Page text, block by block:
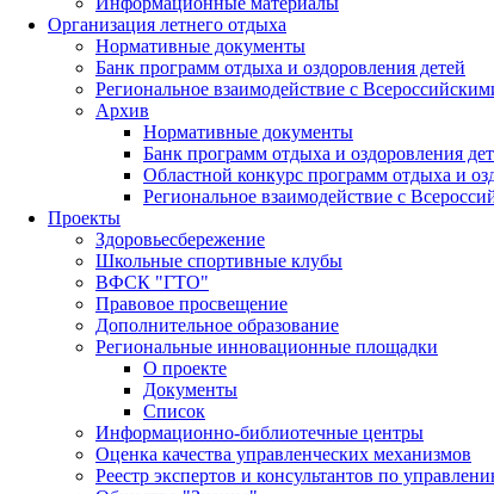
Организация летнего отдыха
Нормативные документы
Банк программ отдыха и оздоровления детей
Региональное взаимодействие с
Архив
Нормативные документы
Банк программ отдыха и оздоровления
Областной конкурс программ отдыха и
Региональное взаимодействие с
Проекты
Здоровьесбережение
Школьные спортивные клубы
ВФСК "ГТО"
Правовое просвещение
Дополнительное образование
Региональные инновационные площадки
О проекте
Документы
Список
Информационно-библиотечные центры
Оценка качества управленческих механизмов
Реестр экспертов и консультантов по